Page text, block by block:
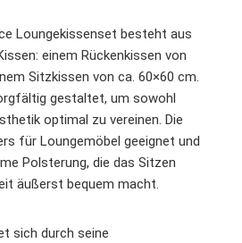
Loungekissenset besteht aus
einem Rückenkissen von
Sitzkissen von ca. 60×60 cm.
gestaltet, um sowohl
optimal zu vereinen. Die
für Loungemöbel geeignet und
Polsterung, die das Sitzen
äußerst bequem macht.
sich durch seine